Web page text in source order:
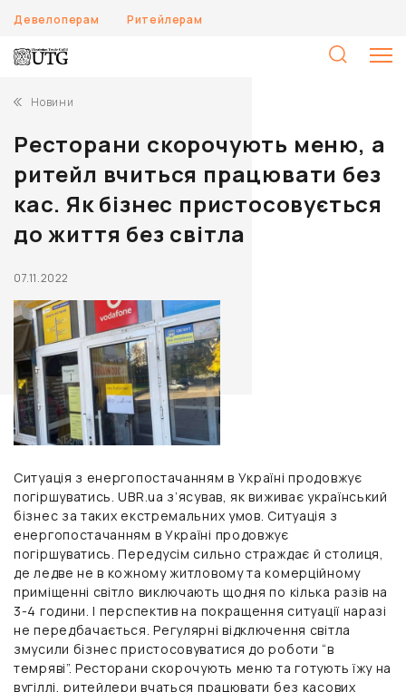
Девелоперам Ритейлерам
Новини
Ресторани скорочують меню, а
ритейл вчиться працювати без
кас. Як бізнес пристосовується
до життя без світла
07.11.2022
Ситуація з енергопостачанням в Україні продовжує
погіршуватись. UBR.ua з’ясував, як виживає український
бізнес за таких екстремальних умов. Ситуація з
енергопостачанням в Україні продовжує
погіршуватись. Передусім сильно страждає й столиця,
де ледве не в кожному житловому та комерційному
приміщенні світло виключають щодня по кілька разів на
3-4 години. І перспектив на покращення ситуації наразі
не передбачається. Регулярні відключення світла
змусили бізнес пристосовуватися до роботи “в
темряві”. Ресторани скорочують меню та готують їжу на
вугіллі, ритейлери вчаться працювати без касових